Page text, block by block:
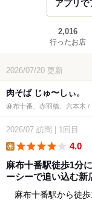
アプリで
2,016
行ったお店
2026/07/20 更新
肉そば じゅ〜しぃ。
麻布十番、赤羽橋、六本木 /
2026/07 訪問 1回目
4.0
麻布十番駅徒歩1分
ーシーで追い込む新
麻布十番駅から徒歩